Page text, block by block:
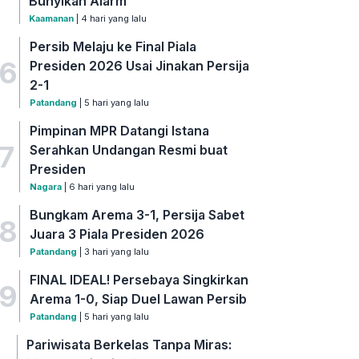
Kaamanan | 4 hari yang lalu
Persib Melaju ke Final Piala
Presiden 2026 Usai Jinakan Persija
2-1
Patandang | 5 hari yang lalu
Pimpinan MPR Datangi Istana
Serahkan Undangan Resmi buat
Presiden
Nagara| 6 hari yang lalu
Bungkam Arema 3-1, Persija Sabet
Juara 3 Piala Presiden 2026
Patandang | 3 hari yang lalu
FINAL IDEAL! Persebaya Singkirkan
Arema 1-0, Siap Duel Lawan Persib
Patandang | 5 hari yang lalu
Pariwisata Berkelas Tanpa Miras: